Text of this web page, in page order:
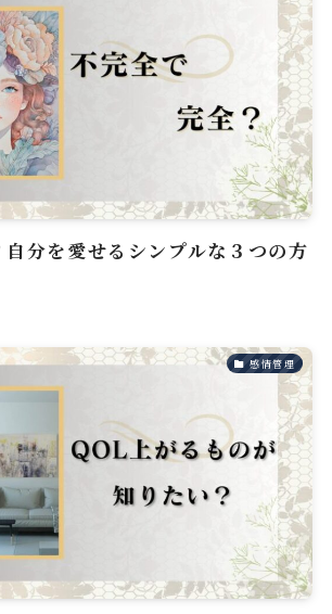
分を愛せるシンプルな３つの方
感情管理